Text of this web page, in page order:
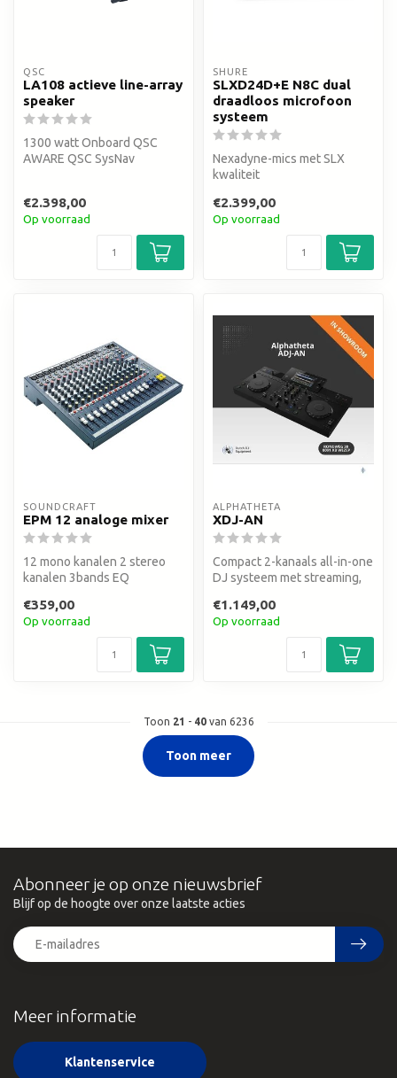
QSC
LA108 actieve line-array
speaker
1300 watt Onboard QSC
AWARE QSC SysNav
€2.398,00
Op voorraad
SHURE
SLXD24D+E N8C dual
draadloos microfoon
systeem
Nexadyne-mics met SLX
kwaliteit
€2.399,00
Op voorraad
SOUNDCRAFT
EPM 12 analoge mixer
12 mono kanalen 2 stereo
kanalen 3bands EQ
€359,00
Op voorraad
ALPHATHETA
XDJ-AN
Compact 2-kanaals all-in-one
DJ systeem met streaming,
€1.149,00
Op voorraad
Toon 21 - 40van 6236
Toon meer
Meer informatie
Klantenservice
Abonneer je op onze nieuwsbrief
Blijf op de hoogte over onze laatste acties